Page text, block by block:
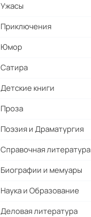
Ужасы
Приключения
Юмор
Сатира
Детские книги
Проза
Поэзия и Драматургия
Справочная литература
Биографии и мемуары
Наука и Образование
Деловая литература